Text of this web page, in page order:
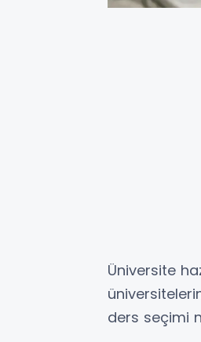
Üniversite
ders seçimi